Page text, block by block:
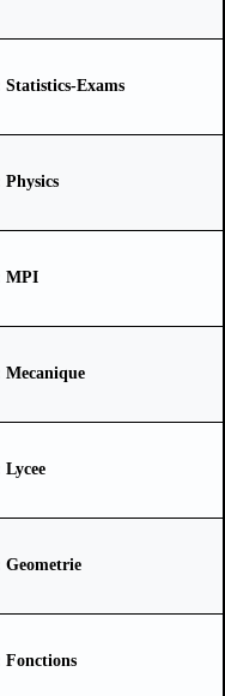
Statistics-Exams
Physics
MPI
Mecanique
Lycee
Geometrie
Fonctions